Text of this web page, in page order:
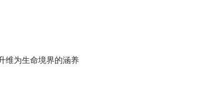
为生命境界的涵养